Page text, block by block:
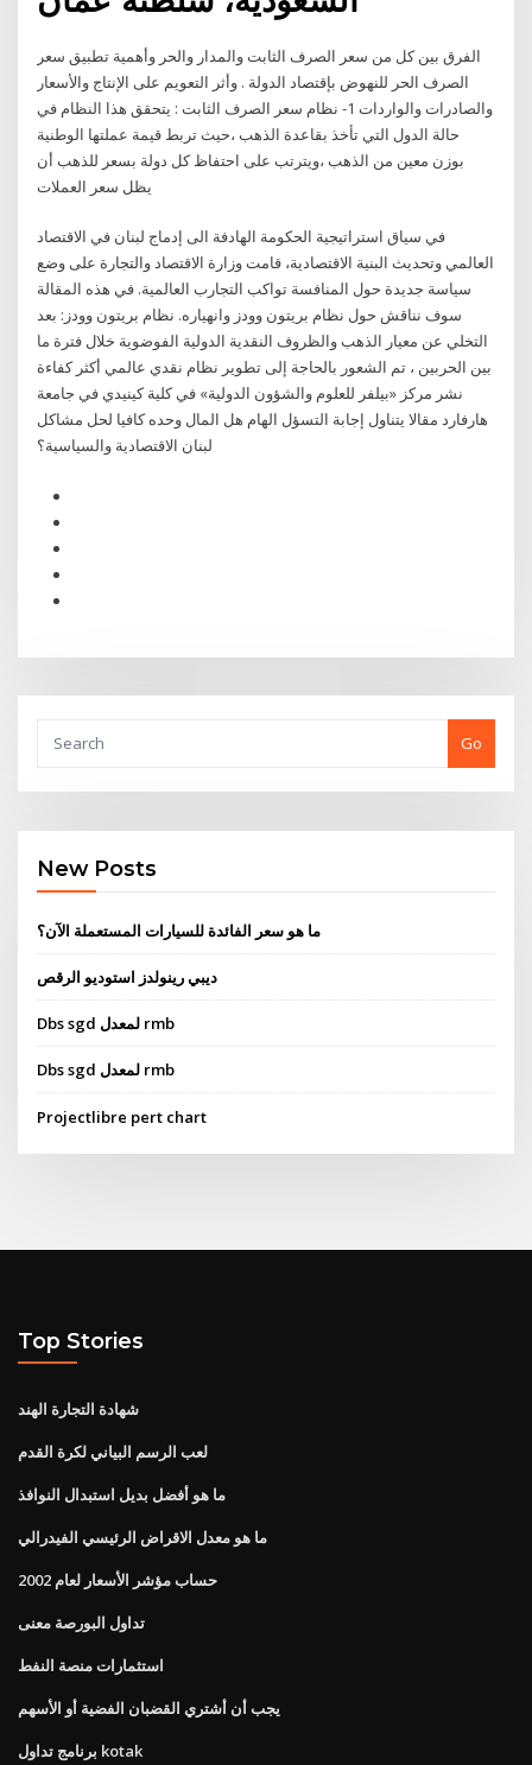
الفرق بين كل من سعر الصرف الثابت والمدار والحر وأهمية تطبيق سعر
الصرف الحر للنهوض بإقتصاد الدولة . وأثر التعويم على الإنتاج والأسعار
والصادرات والواردات 1- نظام سعر الصرف الثابت : يتحقق هذا النظام في
حالة الدول التي تأخذ بقاعدة الذهب ،حيث تربط قيمة عملتها الوطنية
بوزن معين من الذهب ،ويترتب على احتفاظ كل دولة بسعر للذهب أن
يظل سعر العملات
في سياق استراتيجية الحكومة الهادفة الى إدماج لبنان في الاقتصاد
العالمي وتحديث البنية الاقتصادية، قامت وزارة الاقتصاد والتجارة على وضع
سياسة جديدة حول المنافسة تواكب التجارب العالمية. في هذه المقالة
سوف نناقش حول نظام بريتون وودز وانهياره. نظام بريتون وودز: بعد
التخلي عن معيار الذهب والظروف النقدية الدولية الفوضوية خلال فترة ما
بين الحربين ، تم الشعور بالحاجة إلى تطوير نظام نقدي عالمي أكثر كفاءة
نشر مركز «بيلفر للعلوم والشؤون الدولية» في كلية كينيدي في جامعة
هارفارد مقالا يتناول إجابة التسؤل الهام هل المال وحده كافيا لحل مشاكل
لبنان الاقتصادية والسياسية؟
Go
New Posts
ما هو سعر الفائدة للسيارات المستعملة الآن؟
ديبي رينولدز استوديو الرقص
Dbs sgd لمعدل rmb
Dbs sgd لمعدل rmb
Projectlibre pert chart
Top Stories
شهادة التجارة الهند
لعب الرسم البياني لكرة القدم
ما هو أفضل بديل استبدال النوافذ
ما هو معدل الاقراض الرئيسي الفيدرالي
حساب مؤشر الأسعار لعام 2002
تداول البورصة معنى
استثمارات منصة النفط
يجب أن أشتري القضبان الفضية أو الأسهم
برنامج تداول kotak